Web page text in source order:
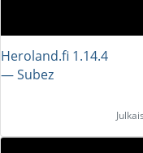
Heroland.fi 1.14.4
― Subez